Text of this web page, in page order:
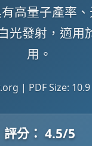
高量子產率
光發射，適用
用。
| PDF Size:
評分： 4.5/5